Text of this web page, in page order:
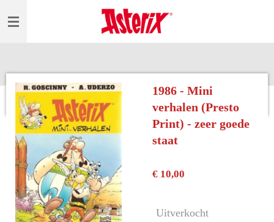
direct
1986 - Mini
verhalen (Presto
Print) - zeer goede
staat
€ 10,00
Uitverkocht